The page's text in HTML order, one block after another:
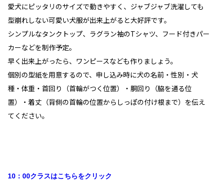
愛犬にピッタリのサイズで動きやすく、ジャブジャブ洗濯しても
型崩れしない可愛い犬服が出来上がると大好評です。
シンプルなタンクトップ、ラグラン袖のTシャツ、フード付きパー
カーなどを制作予定。
早く出来上がったら、ワンピースなども作りましょう。
個別の型紙を用意するので、申し込み時に犬の名前・性別・犬
種・体重・首回り（首輪がつく位置）・胴回り（脇を通る位
置）・着丈（背側の首輪の位置からしっぽの付け根まで）を伝え
てください。
10：00クラスはこちらをクリック